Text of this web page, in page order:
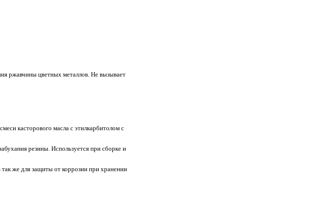
ржавчины цветных металлов. Не вызывает
касторового масла с этилкарбитолом с
резины. Используется при сборке и
же для защиты от коррозии при хранении